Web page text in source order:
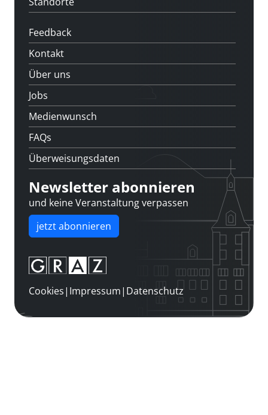
Feedback
Kontakt
Über uns
Jobs
Medienwunsch
FAQs
Überweisungsdaten
Newsletter abonnieren
und keine Veranstaltung verpassen
jetzt abonnieren
Cookies| Impressum| Datenschutz